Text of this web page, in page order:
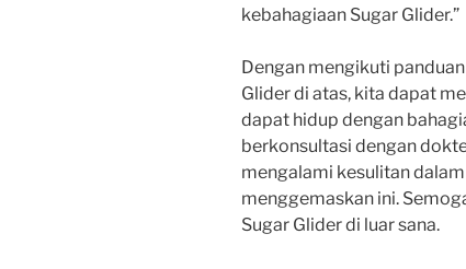
kebahagiaan Sugar Glider.”
Dengan mengikuti
Glider di atas, kita dapat
dapat hidup dengan
berkonsultasi dengan
mengalami kesulitan
menggemaskan ini.
Sugar Glider di luar sana.